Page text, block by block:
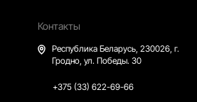
Контакты
Республика Беларусь, 230026, г.
Гродно, ул. Победы. 30
+375 (33) 622-69-66